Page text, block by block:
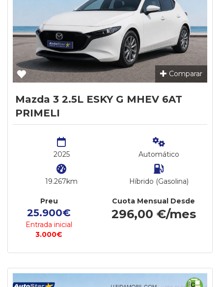
Comparar
Mazda 3 2.5L ESKY G MHEV 6AT
PRIMELI
2025
19.267km
Automático
Híbrido (Gasolina)
Preu
25.900€
Entrada inicial
3.000€
Cuota Mensual Desde
296,00 €/mes